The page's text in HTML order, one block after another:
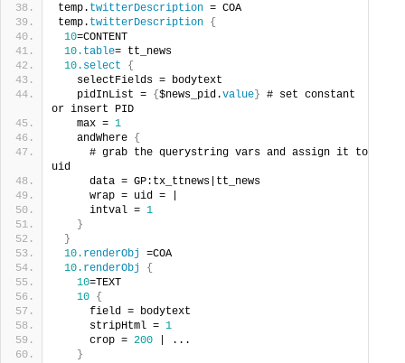
temp. twitterDescription = COA
temp. twitterDescription {
10=CONTENT
10. table= tt_news
10. select
{
   selectFields = bodytext
   pidInList =
{$news_pid.value} # set constant
or insert PID
   max =
1
   andWhere
{
     # grab the querystring vars and assign it to
uid
     data = GP:tx_ttnews|tt_news
     wrap = uid = |
     intval =
1
}
}
10. renderObj
=COA
10. renderObj
{
10=TEXT
10 {
     field = bodytext
     stripHtml =
1
     crop =
200 | ...
}